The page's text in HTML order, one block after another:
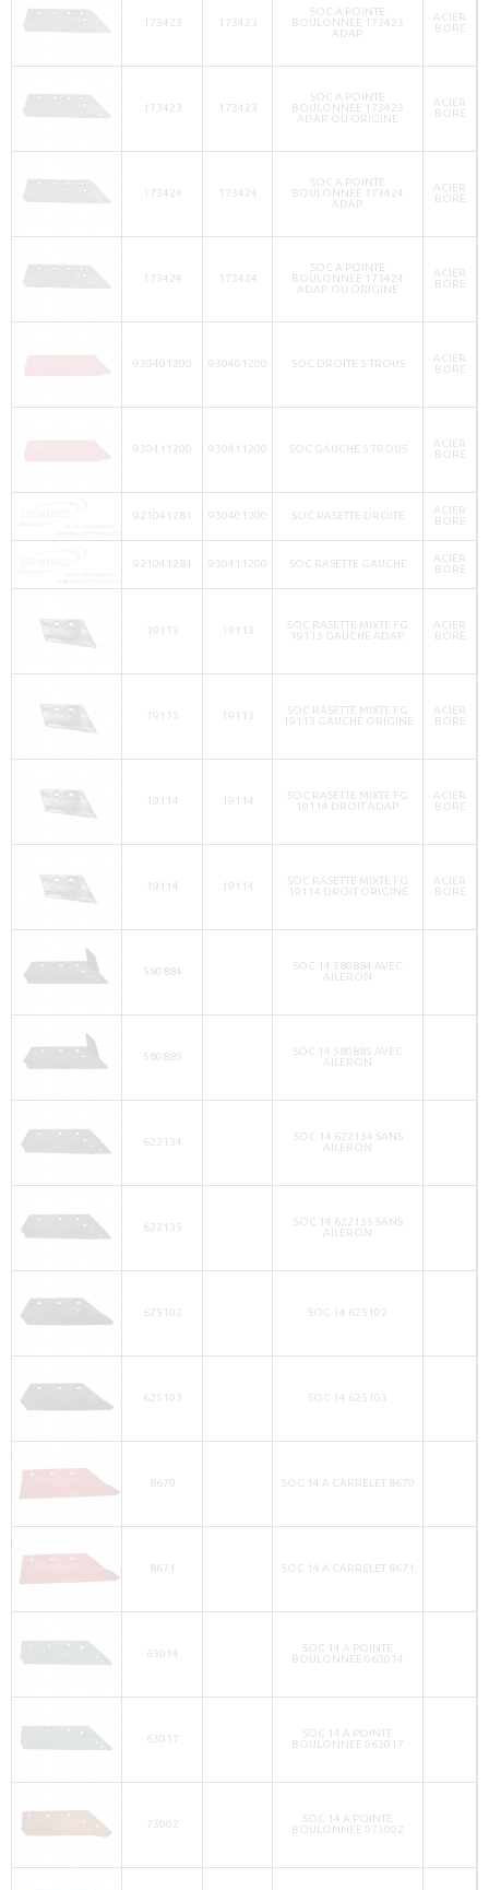
173423 173423
SOC A POINTE
BOULONNEE 173423
ADAP.
ACIER
BORE
173423 173423
SOC A POINTE
BOULONNEE 173423
ADAP. OU ORIGINE
ACIER
BORE
173424 173424
SOC A POINTE
BOULONNEE 173424
ADAP.
ACIER
BORE
173424 173424
SOC A POINTE
BOULONNEE 173424
ADAP. OU ORIGINE
ACIER
BORE
930401200 930401200 SOC DROITE 5 TROUS
ACIER
BORE
930411200 930411200 SOC GAUCHE 5 TROUS
ACIER
BORE
921041281 930401200 SOC RASETTE DROITE
ACIER
BORE
921041281 930411200 SOC RASETTE GAUCHE
ACIER
BORE
19113 19113
SOC RASETTE MIXTE FG
19113 GAUCHE ADAP.
ACIER
BORE
19113 19113
SOC RASETTE MIXTE FG
19113 GAUCHE ORIGINE
ACIER
BORE
19114 19114
SOC RASETTE MIXTE FG
19114 DROIT ADAP.
ACIER
BORE
19114 19114
SOC RASETTE MIXTE FG
19114 DROIT ORIGINE
ACIER
BORE
580884
SOC 14 580884 AVEC
AILERON
580885
SOC 14 580885 AVEC
AILERON
622134
SOC 14 622134 SANS
AILERON
622135
SOC 14 622135 SANS
AILERON
625102 SOC 14 625102
625103 SOC 14 625103
8670 SOC 14 A CARRELET 8670
8671 SOC 14 A CARRELET 8671
63014
SOC 14 A POINTE
BOULONNEE 063014
63017
SOC 14 A POINTE
BOULONNEE 063017
73002
SOC 14 A POINTE
BOULONNEE 073002